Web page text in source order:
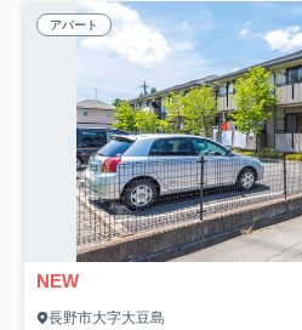
アパート
NEW
長野市大字大豆島